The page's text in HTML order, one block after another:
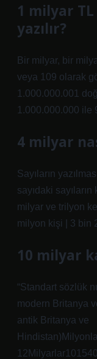
1 milyar
yazılır?
Bir milyar, bir
veya 109 olarak
1.000.000.001
1.000.000.000 ile
4 milyar
Sayıların
sayıdaki
milyar ve trilyon
milyon kişi | 3 bin
10 milyar
“Standart sözlük
modern Britanya
antik Britanya ve